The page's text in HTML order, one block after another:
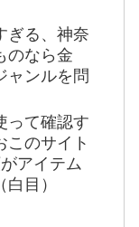
ぎる、神奈
のなら金
ャンルを問
って確認す
このサイト
アイテム
目）